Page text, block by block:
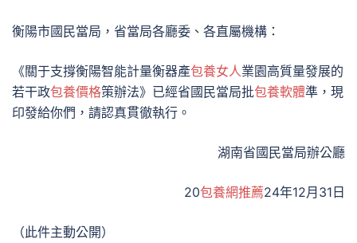
衡陽市國民當局，省當局各廳委、各直屬機構：
《關于支撐衡陽智能計量衡器產包養女人業園高質量發展的
若干政包養價格策辦法》已經省國民當局批包養軟體準，現
印發給你們，請認真貫徹執行。
湖南省國民當局辦公廳
20包養網推薦24年12月31日
（此件主動公開）